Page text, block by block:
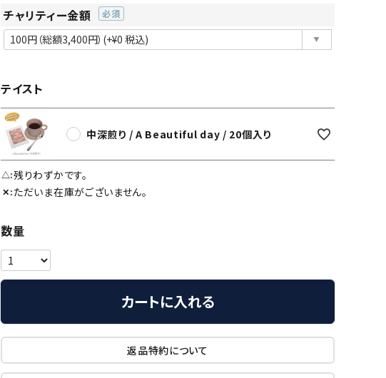
チャリティー金額
(必
須)
テイスト
中深煎り / A Beautiful day / 20個入り
△ 残りわずかです。
✕ ただいま在庫がございません。
カートに入れる
返品特約について